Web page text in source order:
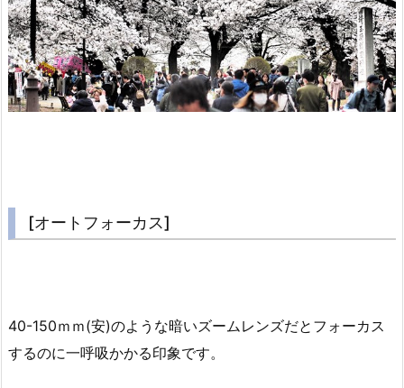
[オートフォーカス]
40-150ｍｍ(安)のような暗いズームレンズだとフォーカス
するのに一呼吸かかる印象です。